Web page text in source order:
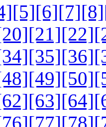
[5][6][7][8]
[21][22]
[35][36]
[49][50]
[63][64]
[77][78]